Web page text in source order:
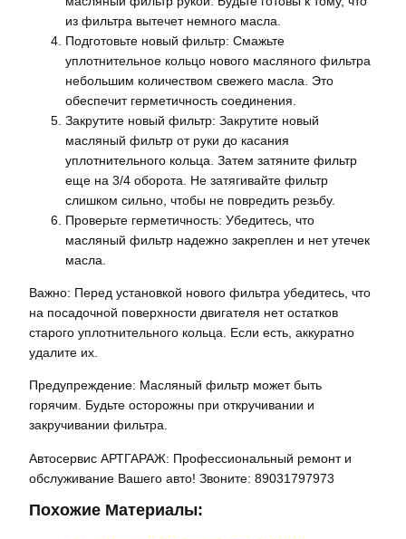
из фильтра вытечет немного масла.
Подготовьте новый фильтр: Смажьте
уплотнительное кольцо нового масляного фильтра
небольшим количеством свежего масла. Это
обеспечит герметичность соединения.
Закрутите новый фильтр: Закрутите новый
масляный фильтр от руки до касания
уплотнительного кольца. Затем затяните фильтр
еще на 3/4 оборота. Не затягивайте фильтр
слишком сильно, чтобы не повредить резьбу.
Проверьте герметичность: Убедитесь, что
масляный фильтр надежно закреплен и нет утечек
масла.
Важно: Перед установкой нового фильтра убедитесь, что
на посадочной поверхности двигателя нет остатков
старого уплотнительного кольца. Если есть, аккуратно
удалите их.
Предупреждение: Масляный фильтр может быть
горячим. Будьте осторожны при откручивании и
закручивании фильтра.
Автосервис АРТГАРАЖ: Профессиональный ремонт и
обслуживание Вашего авто! Звоните: 89031797973
Похожие Материалы: